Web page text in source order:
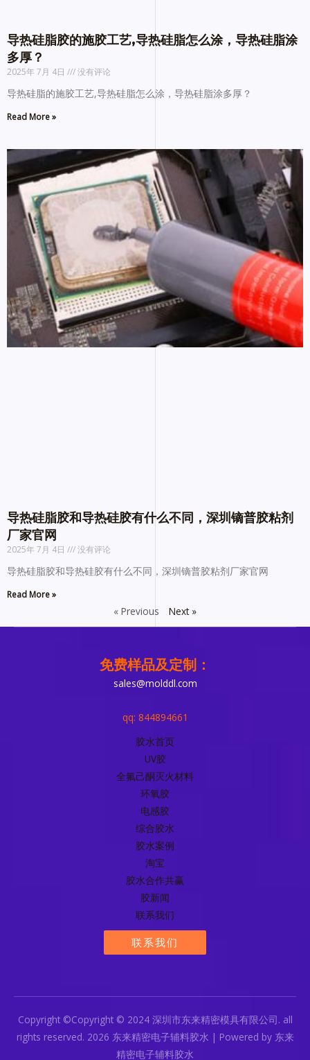
导热硅脂胶的施胶工艺,导热硅脂怎么涂，导热硅脂涂
多厚？
2025年 7月 4日 没有评论
导热硅脂的施胶工艺,导热硅脂怎么涂，导热硅脂涂多厚？
Read More »
导热硅脂胶和导热硅胶有什么不同，深圳镝普胶粘剂
厂家官网
2025年 7月 4日 没有评论
导热硅脂胶和导热硅胶有什么不同，深圳镝普胶粘剂厂家官网
Read More »
« Previous Next »
免费样品及定制：
sales@molddl.com
qq: 844894661
胶水首页
UV胶
全氟己酮灭火材料
环氧胶
电感胶
综合胶水
胶水案例
淘宝
胶水合作共赢
胶新闻
联系我们
联系我们
Copyright ©Copyright © 2024 深圳市东来精密模具有限公司. all
rights reserved. 2026 东来精密电子辅料胶水 | Powered by 东来
精密电子辅料胶水